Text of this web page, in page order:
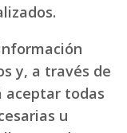
y, a través de
aceptar todas
u